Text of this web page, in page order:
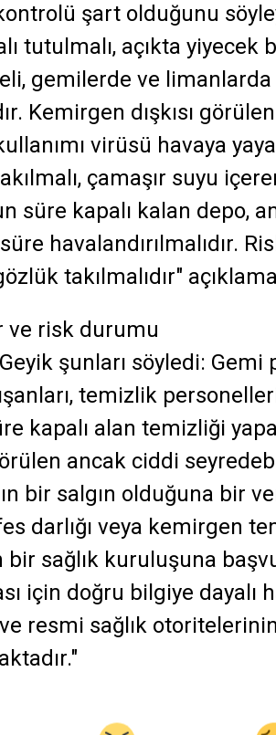
şart olduğunu
tutulmalı, açıkta yiyecek
gemilerde ve
Kemirgen dışkısı
virüsü havaya
çamaşır suyu
süre kapalı kalan depo,
havalandırılmalıdır.
takılmalıdır"
ve risk durumu
şunları söyledi: Gemi
temizlik
kapalı alan temizliği
ancak ciddi
bir salgın olduğuna bir
darlığı veya kemirgen
sağlık kuruluşuna
için doğru bilgiye dayalı
resmi sağlık